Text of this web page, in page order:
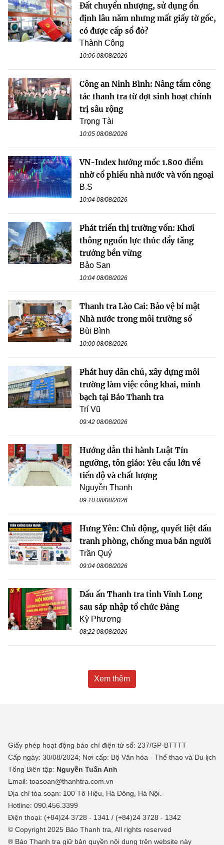
Đất chuyển nhượng, sử dụng ổn
định lâu năm nhưng mất giấy tờ gốc,
có được cấp sổ đỏ?
Thành Công
10:06 08/08/2026
Công an Ninh Bình: Nâng tầm công
tác thanh tra từ đợt sinh hoạt chính
trị sâu rộng
Trọng Tài
10:05 08/08/2026
VN-Index hướng mốc 1.800 điểm
nhờ cổ phiếu nhà nước và vốn ngoại
B.S
10:04 08/08/2026
Phát triển thị trường vốn: Khơi
thông nguồn lực thúc đẩy tăng
trưởng bền vững
Bảo San
10:04 08/08/2026
Thanh tra Lào Cai: Bảo vệ bí mật
Nhà nước trong môi trường số
Bùi Bình
10:00 08/08/2026
Phát huy dân chủ, xây dựng môi
trường làm việc công khai, minh
bạch tại Báo Thanh tra
Trí Vũ
09:42 08/08/2026
Hướng dẫn thi hành Luật Tín
ngưỡng, tôn giáo: Yêu cầu lớn về
tiến độ và chất lượng
Nguyễn Thanh
09:10 08/08/2026
Hưng Yên: Chủ động, quyết liệt đấu
tranh phòng, chống mua bán người
Trần Quý
09:04 08/08/2026
Dấu ấn Thanh tra tỉnh Vĩnh Long
sau sáp nhập tổ chức Đảng
Kỳ Phương
08:22 08/08/2026
Xem thêm
Giấy phép hoạt động báo chí điện tử số: 237/GP-BTTTT
Cấp ngày: 30/08/2024; Nơi cấp: Bộ Văn hóa - Thể thao và Du lịch
Tổng Biên tập: Nguyễn Tuấn Anh
Email: toasoan@thanhtra.com.vn
Địa chỉ tòa soạn: 100 Tô Hiệu, Hà Đông, Hà Nội.
Hotline: 090.456.3399
Điện thoại: (+84)24 3728 - 1341 / (+84)24 3728 - 1342
© Copyright 2025 Báo Thanh tra, All rights reserved
® Báo Thanh tra giữ bản quyền nội dung trên website này